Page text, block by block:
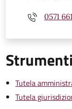
0571
Tutela
Tutela